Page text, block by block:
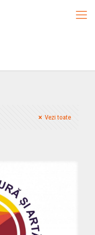
Vezi toate